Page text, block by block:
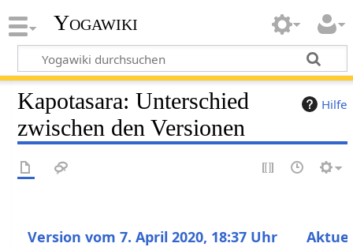
Yogawiki
Hilfe
Kapotasara: Unterschied
zwischen den Versionen
Version vom 7. April 2020, 18:37 Uhr